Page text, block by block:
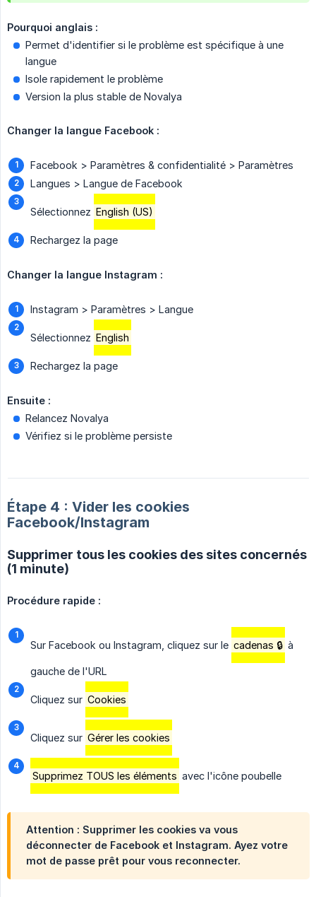
Pourquoi anglais :
Permet d'identifier si le problème est spécifique à une
langue
Isole rapidement le problème
Version la plus stable de Novalya
Changer la langue Facebook :
Facebook > Paramètres & confidentialité > Paramètres
Langues > Langue de Facebook
Sélectionnez English (US)
Rechargez la page
Changer la langue Instagram :
Instagram > Paramètres > Langue
Sélectionnez English
Rechargez la page
Ensuite :
Relancez Novalya
Vérifiez si le problème persiste
Étape 4 : Vider les cookies
Facebook/Instagram
Supprimer tous les cookies des sites concernés
(1 minute)
Procédure rapide :
Sur Facebook ou Instagram, cliquez sur le cadenas 🔒 à
gauche de l'URL
Cliquez sur Cookies
Cliquez sur Gérer les cookies
Supprimez TOUS les éléments avec l'icône poubelle
Attention : Supprimer les cookies va vous
déconnecter de Facebook et Instagram. Ayez votre
mot de passe prêt pour vous reconnecter.